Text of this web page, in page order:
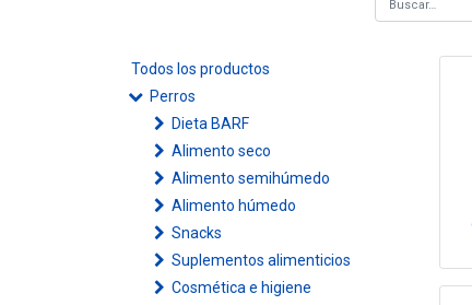
Todos los productos
Perros
Dieta BARF
Alimento seco
Alimento semihúmedo
Alimento húmedo
Snacks
Suplementos alimenticios
Cosmética e higiene